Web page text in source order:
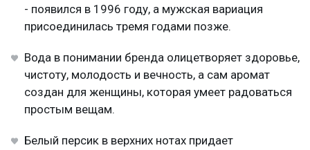
- появился в 1996 году, а мужская вариация
присоединилась тремя годами позже.
Вода в понимании бренда олицетворяет здоровье,
чистоту, молодость и вечность, а сам аромат
создан для женщины, которая умеет радоваться
простым вещам.
Белый персик в верхних нотах придает